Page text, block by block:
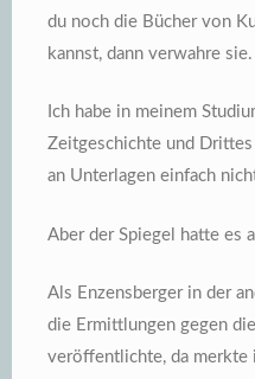
du noch die Bücher von
kannst, dann verwahre
Ich habe in meinem
Zeitgeschichte und
an Unterlagen einfach
Aber der Spiegel hatte es
Als Enzensberger in der
die Ermittlungen gegen
veröffentlichte, da merkte